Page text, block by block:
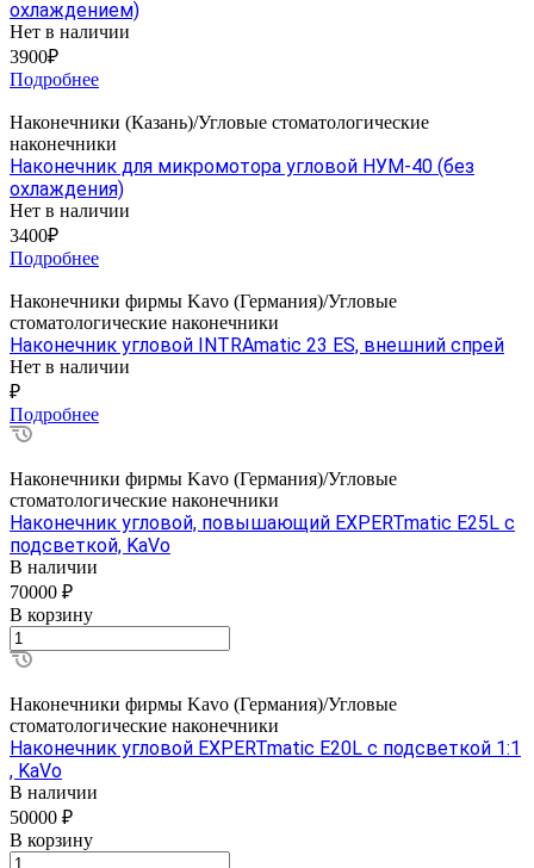
охлаждением)
Нет в наличии
3900₽
Подробнее
Наконечники (Казань)/Угловые стоматологические
наконечники
Наконечник для микромотора угловой НУМ-40 (без
охлаждения)
Нет в наличии
3400₽
Подробнее
Наконечники фирмы Kavo (Германия)/Угловые
стоматологические наконечники
Наконечник угловой INTRAmatic 23 ES, внешний спрей
Нет в наличии
₽
Подробнее
Наконечники фирмы Kavo (Германия)/Угловые
стоматологические наконечники
Наконечник угловой, повышающий EXPERTmatic E25L с
подсветкой, KaVo
В наличии
70000 ₽
В корзину
Наконечники фирмы Kavo (Германия)/Угловые
стоматологические наконечники
Наконечник угловой EXPERTmatic E20L с подсветкой 1:1
, KaVo
В наличии
50000 ₽
В корзину